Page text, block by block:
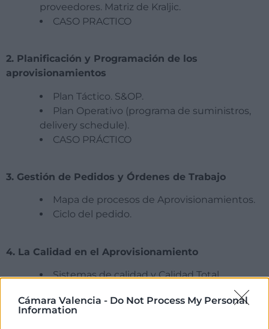
Cámara Valencia - Do Not Process My Personal
Information
proveedores. Matriz de Kraljic.
CASO PRACTICO
2. Planificación y Programación de los
aprovisionamientos
Plan Táctico. S&OP.
Plan Operativo (programa de suministros,
delivery schedule).
CASO PRÁCTICO
3. Gestión de Pedidos y Órdenes de Trabajo
Mapa de procesos de Aprovisionamientos.
Ciclo del pedido.
4. La Calidad en el Aprovisionamiento
Sistemas de calidad y Calidad Total.
Lean Buying y excelencia Operacional (vsm,
push a pull).